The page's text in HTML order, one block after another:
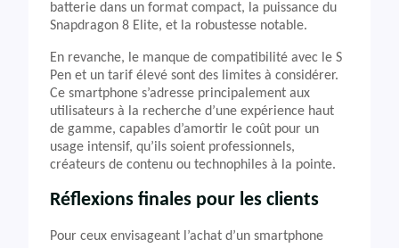
batterie dans un format compact, la puissance du
Snapdragon 8 Elite, et la robustesse notable.
En revanche, le manque de compatibilité avec le S
Pen et un tarif élevé sont des limites à considérer.
Ce smartphone s’adresse principalement aux
utilisateurs à la recherche d’une expérience haut
de gamme, capables d’amortir le coût pour un
usage intensif, qu’ils soient professionnels,
créateurs de contenu ou technophiles à la pointe.
Réflexions finales pour les clients
Pour ceux envisageant l’achat d’un smartphone